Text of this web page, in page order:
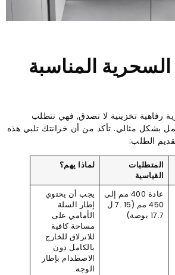
المناسبة
رفاهية تخزينية لا تصدق, فهي تتطلب
بشكل مثالي. تأكد من أن خزانتك تلبي هذه
الطلب:
المتطلبات
القياسية
لماذا يهم؟
عادة 400 مم إلى
450 مم (15 .7 ل
17.7 بوصة)
يجب أن يحتوي
إطار السلة
الأمامي على
مساحة كافية
للانزلاق للخارج
بالكامل دون
الاصطدام بإطار
الوجه.